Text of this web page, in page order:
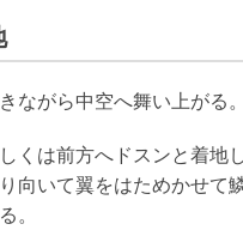
ながら中空へ舞い上がる
くは前方へドスンと着地
向いて翼をはためかせて
。